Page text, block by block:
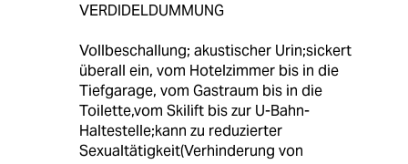
VERDIDELDUMMUNG
Vollbeschallung; akustischer Urin;sickert
überall ein, vom Hotelzimmer bis in die
Tiefgarage, vom Gastraum bis in die
Toilette,vom Skilift bis zur U-Bahn-
Haltestelle;kann zu reduzierter
Sexualtätigkeit(Verhinderung von